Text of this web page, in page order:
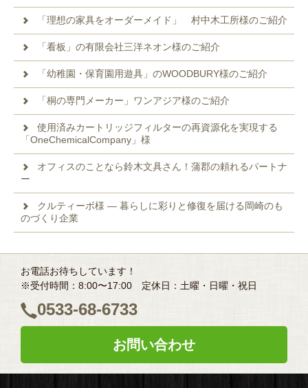
「理想の家具をオーダーメイド」 村中木工所様のご紹介
「看板」の有限会社三洋ネオン様のご紹介
「幼稚園・保育園用遊具」のWOODBURY様のご紹介
「桐の専門メーカー」ワンアジア様のご紹介
使用済みカートリッジフィルターの再資源化を実現する
「OneChemicalCompany」様
オフィスのことなら鈴木文具さん！蒲郡の頼れるパートナ
ー
クルティーボ様 ― 暮らしに彩りと修復を届ける岡崎のも
のづくり企業
お電話お待ちしています！
※受付時間：8:00〜17:00 定休日：土曜・日曜・祝日
0533-68-6733
お問い合わせ